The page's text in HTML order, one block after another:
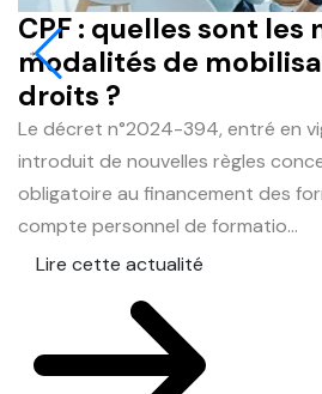
CPF : quelles sont les
modalités de
droits ?
Le décret n°2024-394, entré en
introduit de nouvelles règles
obligatoire au financement des
compte personnel de formatio...
Lire cette actualité